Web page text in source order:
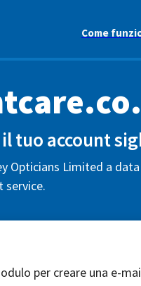
Come
tuo account
Opticians Limited a
service.
per creare una e-